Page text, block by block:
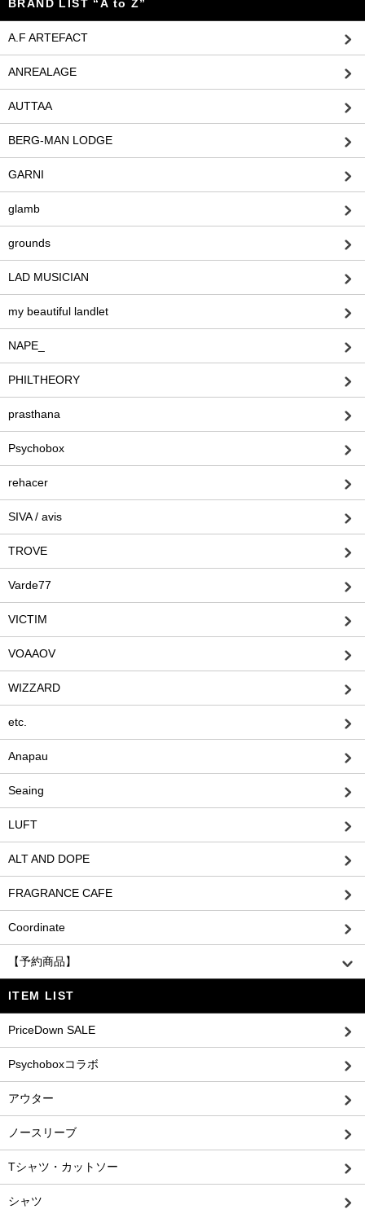
BRAND LIST “A to Z”
A.F ARTEFACT
ANREALAGE
AUTTAA
BERG-MAN LODGE
GARNI
glamb
grounds
LAD MUSICIAN
my beautiful landlet
NAPE_
PHILTHEORY
prasthana
Psychobox
rehacer
SIVA / avis
TROVE
Varde77
VICTIM
VOAAOV
WIZZARD
etc.
Anapau
Seaing
LUFT
ALT AND DOPE
FRAGRANCE CAFE
Coordinate
【予約商品】
ITEM LIST
PriceDown SALE
Psychoboxコラボ
アウター
ノースリーブ
Tシャツ・カットソー
シャツ